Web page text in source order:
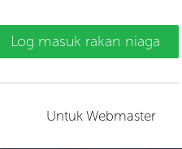
Log masuk rakan niaga
Untuk Webmaster